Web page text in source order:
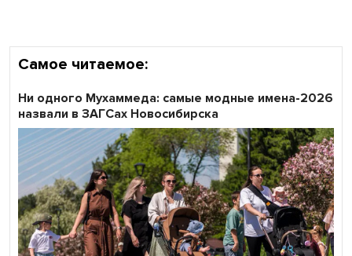
Самое читаемое:
Ни одного Мухаммеда: самые модные имена-2026
назвали в ЗАГСах Новосибирска